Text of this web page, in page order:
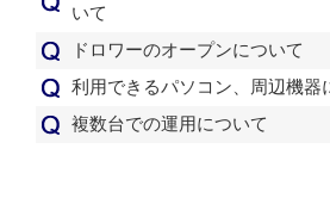
いて
ドロワーのオープンについて
利用できるパソコン、周辺機器
複数台での運用について